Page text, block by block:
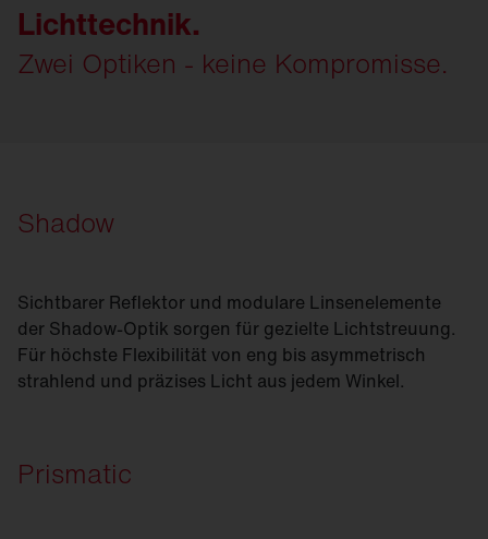
Lichttechnik.
Zwei Optiken - keine Kompromisse.
Shadow
Sichtbarer Reflektor und modulare Linsenelemente
der Shadow-Optik sorgen für gezielte Lichtstreuung.
Für höchste Flexibilität von eng bis asymmetrisch
strahlend und präzises Licht aus jedem Winkel.
Prismatic